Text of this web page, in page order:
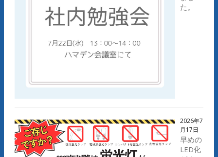
た。
2026年7
月17日
早めの
LED化